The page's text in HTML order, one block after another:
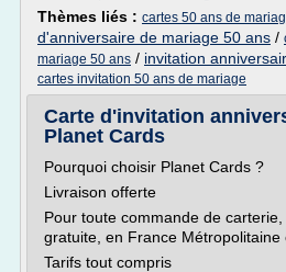
Thèmes liés : cartes 50 ans de
d'anniversaire de mariage 50 ans /
mariage 50 ans / invitation
cartes invitation 50 ans de mariage
Carte d'invitation
Planet Cards
Pourquoi choisir Planet Cards ?
Livraison offerte
Pour toute commande de
gratuite, en France Métropolitaine
Tarifs tout compris